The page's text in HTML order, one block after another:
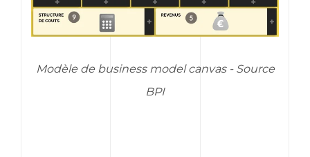
Modèle de business model canvas - Source
BPI